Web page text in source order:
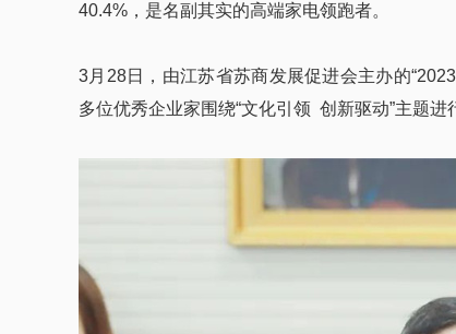
40.4%，是名副其实的高端家电领跑者。
3月28日，由江苏省苏商发展促进会主办的
多位优秀企业家围绕“文化引领 创新驱动”主题进